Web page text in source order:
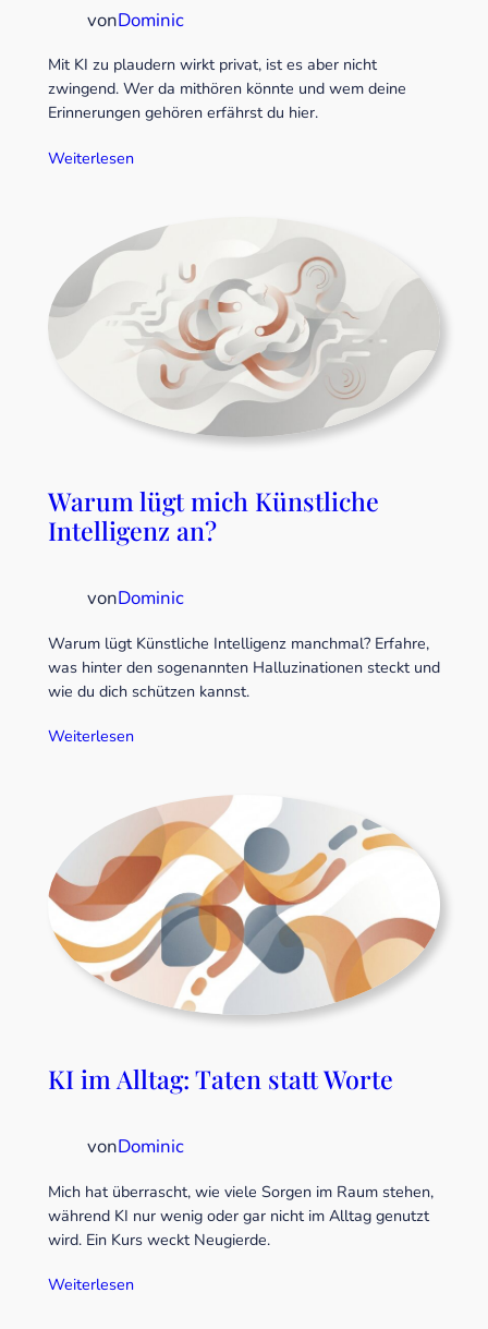
vonDominic
Mit KI zu plaudern wirkt privat, ist es aber nicht
zwingend. Wer da mithören könnte und wem deine
Erinnerungen gehören erfährst du hier.
Weiterlesen
Warum lügt mich Künstliche
Intelligenz an?
vonDominic
Warum lügt Künstliche Intelligenz manchmal? Erfahre,
was hinter den sogenannten Halluzinationen steckt und
wie du dich schützen kannst.
Weiterlesen
KI im Alltag: Taten statt Worte
vonDominic
Mich hat überrascht, wie viele Sorgen im Raum stehen,
während KI nur wenig oder gar nicht im Alltag genutzt
wird. Ein Kurs weckt Neugierde.
Weiterlesen